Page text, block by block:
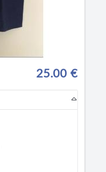
25.00 €